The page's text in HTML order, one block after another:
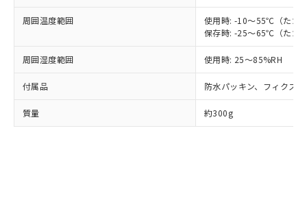
周囲温度範囲
使用時: -10～55℃（ただ
保存時: -25～65℃（ただ
周囲湿度範囲 使用時: 25～85%RH
付属品 防水パッキン、フィクス
質量 約300g
"個人情報
の「1.共同利
EU RoHS指令（10物質）の非含有証明書
51物質の非含有証明書（当社基準）
※本証明書は発行日時点で非含有を証明す
るもので、過去に遡って非含有を証明する
ものではありません。
また、RoHS指令のフタル酸エステル類４
物質の対応では、対応完了までの期間は出
荷製品に未対応品が混在することから備考
欄に対応日を記載しておりました。